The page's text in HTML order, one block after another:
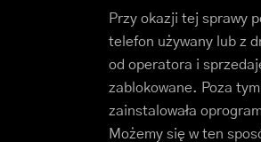
Przy okazji tej sprawy
telefon używany lub z
od operatora i
zablokowane. Poza
zainstalowała
Możemy się w ten